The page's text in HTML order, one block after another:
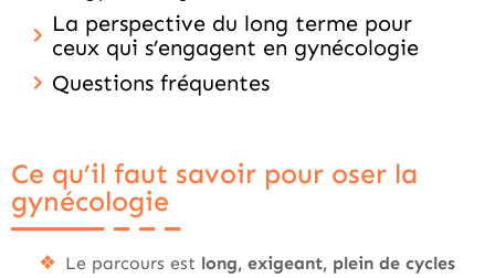
La perspective du long terme pour
ceux qui s’engagent en gynécologie
Questions fréquentes
Ce qu’il faut savoir pour oser la
gynécologie
Le parcours est long, exigeant, plein de cycles